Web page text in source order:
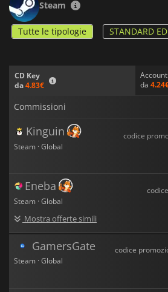
Steam
Tutte le tipologie STANDARD
CD Key
da4.83€
Account
da
Commissioni
Kinguin
Steam · Global
codice
Eneba
Steam · Global
Mostra offerte simili
GamersGate
Steam · Global
codice